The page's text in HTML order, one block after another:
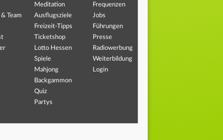
Team
Meditation
Ausflugsziele
Freizeit-Tipps
Ticketshop
Lotto Hessen
Spiele
Mahjong
Backgammon
Quiz
Partys
Frequenzen
Jobs
Führungen
Presse
Radiowerbung
Weiterbildung
Login